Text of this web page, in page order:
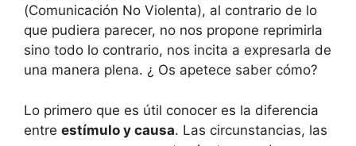
(Comunicación No Violenta), al contrario de lo
que pudiera parecer, no nos propone reprimirla
sino todo lo contrario, nos incita a expresarla de
una manera plena. ¿ Os apetece saber cómo?
Lo primero que es útil conocer es la diferencia
entre estímulo y causa. Las circunstancias, las